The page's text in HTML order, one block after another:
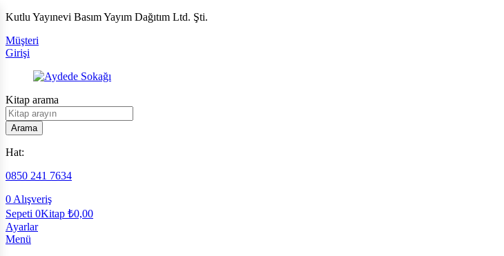
Kutlu Yayınevi Basım Yayım Dağıtım Ltd. Şti.
Müşteri
Girişi
Kitap arama
Arama
Hat:
0850 241 7634
0 Alışveriş
Sepeti 0Kitap ₺0,00
Ayarlar
Menü